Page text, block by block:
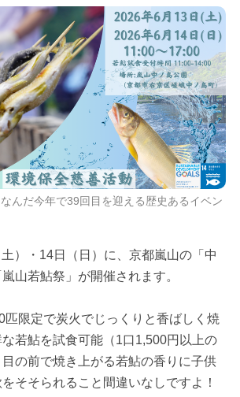
んだ今年で39回目を迎える歴史あるイベン
）・14日（日）に、京都嵐山の「中
山若鮎祭」が開催されます。
匹限定で炭火でじっくりと香ばしく焼
若鮎を試食可能（1口1,500円以上の
の前で焼き上がる若鮎の香りに子供
そそられること間違いなしですよ！